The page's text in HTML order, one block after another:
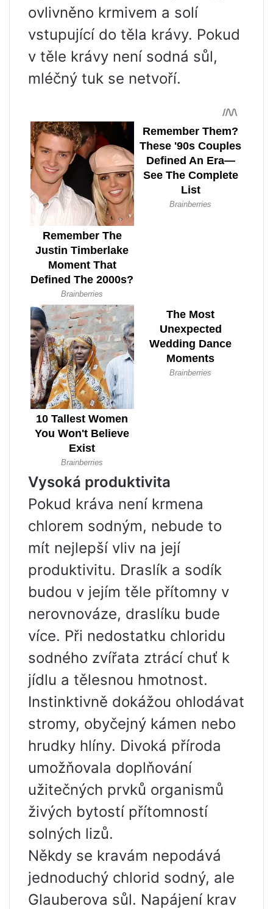
ovlivněno krmivem a solí
vstupující do těla krávy. Pokud
v těle krávy není sodná sůl,
mléčný tuk se netvoří.
Vysoká produktivita
Pokud kráva není krmena
chlorem sodným, nebude to
mít nejlepší vliv na její
produktivitu. Draslík a sodík
budou v jejím těle přítomny v
nerovnováze, draslíku bude
více. Při nedostatku chloridu
sodného zvířata ztrácí chuť k
jídlu a tělesnou hmotnost.
Instinktivně dokážou ohlodávat
stromy, obyčejný kámen nebo
hrudky hlíny. Divoká příroda
umožňovala doplňování
užitečných prvků organismů
živých bytostí přítomností
solných lizů.
Někdy se kravám nepodává
jednoduchý chlorid sodný, ale
Glauberova sůl. Napájení krav